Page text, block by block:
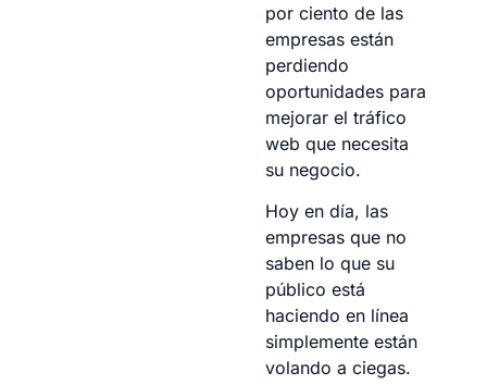
por ciento de las
empresas están
perdiendo
oportunidades para
mejorar el tráfico
web que necesita
su negocio.
Hoy en día, las
empresas que no
saben lo que su
público está
haciendo en línea
simplemente están
volando a ciegas.